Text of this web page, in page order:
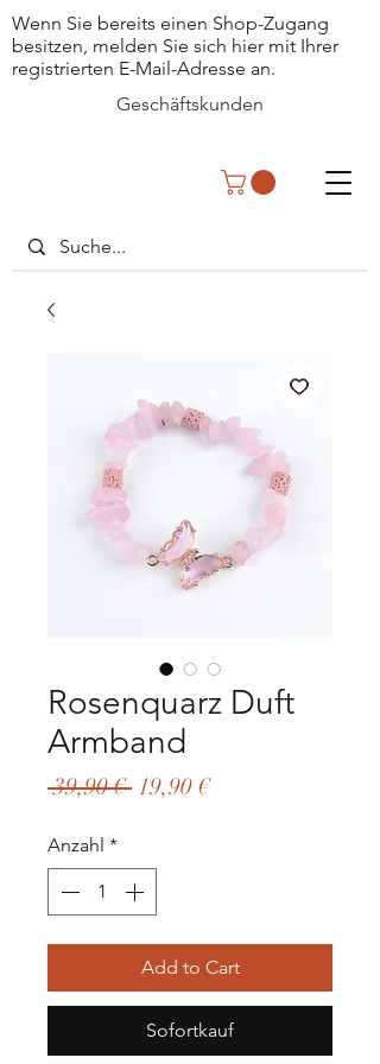
Geschäftskunden
Wenn Sie bereits einen Shop-Zugang
besitzen, melden Sie sich hier mit Ihrer
registrierten E-Mail-Adresse an.
Rosenquarz Duft
Armband
39,90 € Standardpreis
19,90 €Sale-
Anzahl *
Add to Cart
Sofortkauf